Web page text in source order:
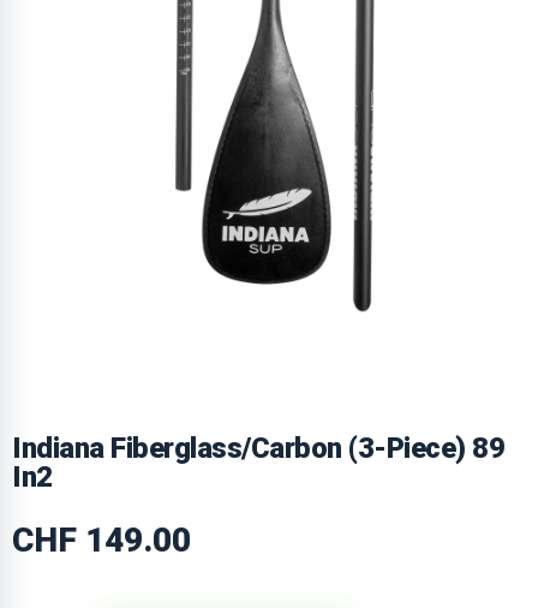
Indiana Fiberglass/Carbon (3-Piece) 89
In2
CHF 149.00